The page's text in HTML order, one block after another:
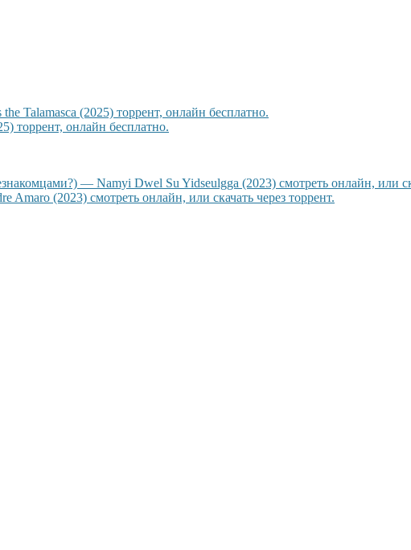
Talamasca (2025) торрент, онлайн бесплатно.
торрент, онлайн бесплатно.
— Namyi Dwel Su Yidseulgga (2023) смотреть онлайн, или
(2023) смотреть онлайн, или скачать через торрент.